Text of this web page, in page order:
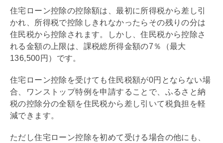
住宅ローン控除の控除額は、最初に所得税から差し引
かれ、所得税で控除しきれなかったらその残りの分は
住民税から控除されます。しかし、住民税から控除さ
れる金額の上限は、課税総所得金額の7％（最大
136,500円）です。
住宅ローン控除を受けても住民税額が0円とならない場
合、ワンストップ特例を申請することで、ふるさと納
税の控除分の全額を住民税から差し引いて税負担を軽
減できます。
ただし住宅ローン控除を初めて受ける場合の他にも、